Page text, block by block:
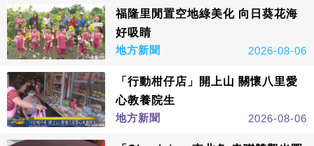
福隆里閒置空地綠美化 向日葵花海
好吸睛
地方新聞
2026-08-06
「行動柑仔店」開上山 關懷八里愛
心教養院生
地方新聞
2026-08-06